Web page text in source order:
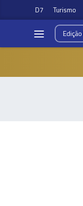
D7 Turismo
Edição